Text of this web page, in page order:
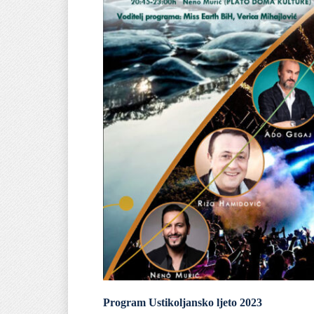
Program Ustikoljansko ljeto 2023